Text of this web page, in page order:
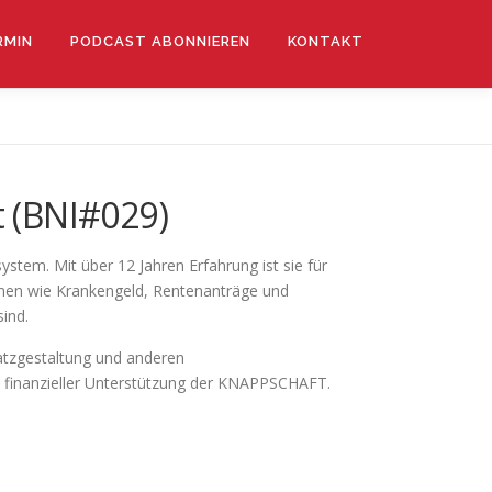
PODCAST ABONNIEREN KONTAKT
Mit über 12 Jahren Erfahrung ist sie für
wie Krankengeld, Rentenanträge und
und anderen
Unterstützung der KNAPPSCHAFT.